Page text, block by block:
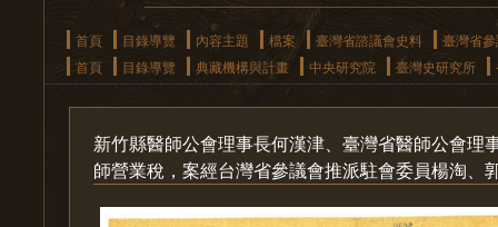
首頁 目錄導覽 內容主題 檔案 臺灣省諮議會史料
臺灣省
首頁
目錄導覽 典藏機構與計畫 中央研究院 臺灣史研究所
新竹縣醫師公會理事長何漢津、臺灣省醫師公會
師營業稅，案經台灣省參議會推派駐會委員楊淘、